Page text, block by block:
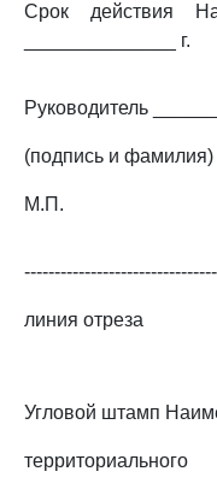
Срок действия
______________ г.
Руководитель
(подпись и фамилия)
М.П.
линия отреза
Угловой штамп